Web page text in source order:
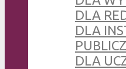
DLA
DLA
DLA